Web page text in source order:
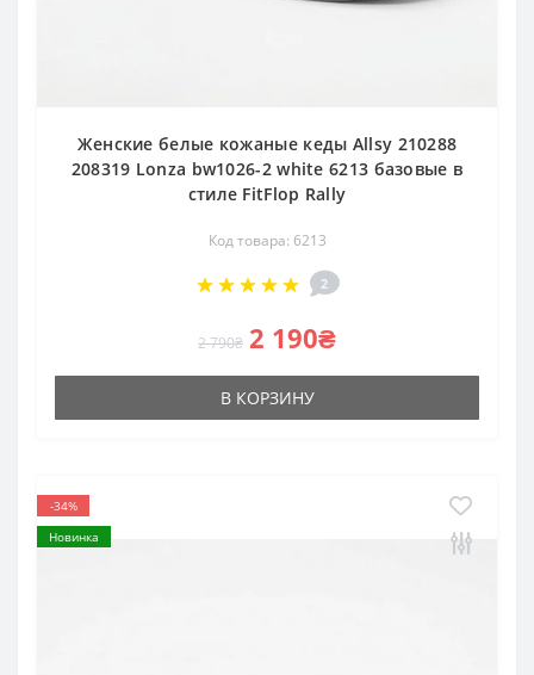
Женские белые кожаные кеды Allsy 210288
208319 Lonza bw1026-2 white 6213 базовые в
стиле FitFlop Rally
Код товара: 6213
2
2 790₴ 2 190₴
В КОРЗИНУ
-34%
Новинка